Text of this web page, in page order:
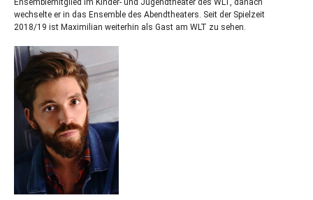
Ensemblemitglied im Kinder- und Jugendtheater des WLT, danach
wechselte er in das Ensemble des Abendtheaters. Seit der Spielzeit
2018/19 ist Maximilian weiterhin als Gast am WLT zu sehen.